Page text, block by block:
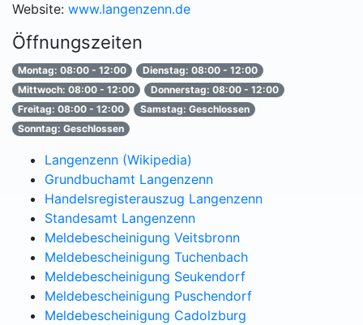
Website: www.langenzenn.de
Öffnungszeiten
Montag: 08:00 - 12:00
Dienstag: 08:00 - 12:00
Mittwoch: 08:00 - 12:00
Donnerstag: 08:00 - 12:00
Freitag: 08:00 - 12:00
Samstag: Geschlossen
Sonntag: Geschlossen
Langenzenn (Wikipedia)
Grundbuchamt Langenzenn
Handelsregisterauszug Langenzenn
Standesamt Langenzenn
Meldebescheinigung Veitsbronn
Meldebescheinigung Tuchenbach
Meldebescheinigung Seukendorf
Meldebescheinigung Puschendorf
Meldebescheinigung Cadolzburg